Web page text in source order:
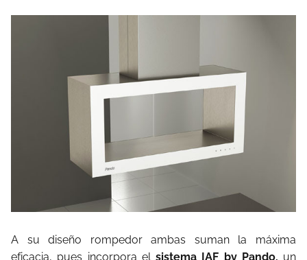
A su diseño rompedor ambas suman la máxima
eficacia, pues incorpora el sistema IAF by Pando, un